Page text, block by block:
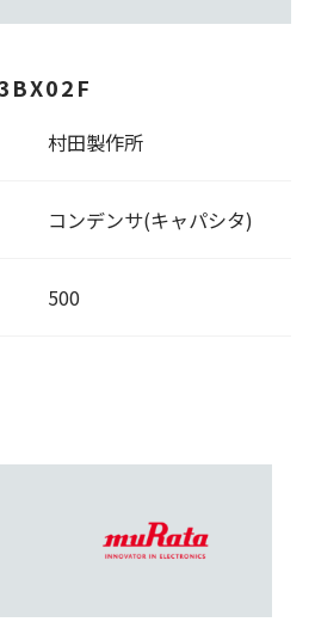
村田製作所
コンデンサ(キャパシタ)
500